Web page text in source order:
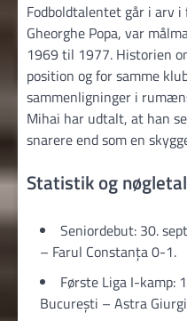
Fodboldtalentet går i arv i
Gheorghe Popa, var
1969 til 1977. Historien
position og for samme
sammenligninger i
Mihai har udtalt, at han
snarere end som en
Statistik og nøgletal
Seniordebut: 30.
– Farul Constanța 0-1.
Første Liga I-kamp:
București – Astra